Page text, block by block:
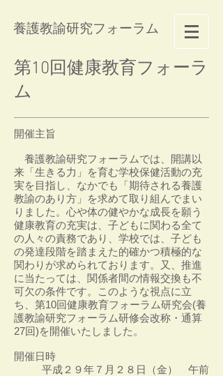
養護教諭研究フォーラム
第10回健康教育フォーラ
ム
開催主旨
養護教諭研究フォーラムでは、開講以
来「生きる力」を育む学校保健活動の充
実を目指し、なかでも「期待される養護
教諭のあり方」を求めて取り組んでまい
りました。心や体の健やかな成長を願う
健康教育の充実は、子どもに関わる全て
の人々の責務であり、学校では、子ども
の発達段階を踏まえた的確かつ積極的な
関わりが求められております。又、推進
に当たっては、関係者間の情報交換も不
可欠の条件です。このような視点に立
ち、第10回健康教育フォーラム研究会(養
護教諭研究フォーラム研修会改称・通算
27回)を開催いたしました。
開催日時
平成２９年７月２８日（金） 午前